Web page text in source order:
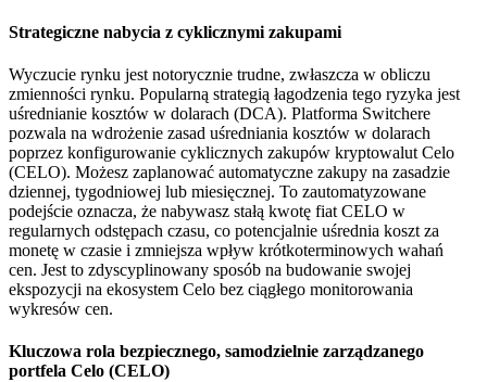
Strategiczne nabycia z cyklicznymi zakupami
Wyczucie rynku jest notorycznie trudne, zwłaszcza w obliczu
zmienności rynku. Popularną strategią łagodzenia tego ryzyka jest
uśrednianie kosztów w dolarach (DCA). Platforma Switchere
pozwala na wdrożenie zasad uśredniania kosztów w dolarach
poprzez konfigurowanie cyklicznych zakupów kryptowalut Celo
(CELO). Możesz zaplanować automatyczne zakupy na zasadzie
dziennej, tygodniowej lub miesięcznej. To zautomatyzowane
podejście oznacza, że nabywasz stałą kwotę fiat CELO w
regularnych odstępach czasu, co potencjalnie uśrednia koszt za
monetę w czasie i zmniejsza wpływ krótkoterminowych wahań
cen. Jest to zdyscyplinowany sposób na budowanie swojej
ekspozycji na ekosystem Celo bez ciągłego monitorowania
wykresów cen.
Kluczowa rola bezpiecznego, samodzielnie zarządzanego
portfela Celo (CELO)